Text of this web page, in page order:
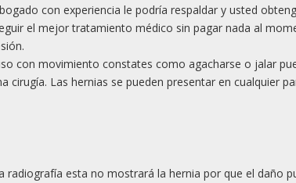
con experiencia le podría respaldar y usted
el mejor tratamiento médico sin pagar nada al
con movimiento constates como agacharse o jalar
Las hernias se pueden presentar en cualquier
esta no mostrará la hernia por que el daño